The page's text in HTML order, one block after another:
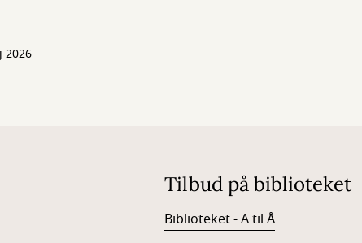
2026
Tilbud på biblioteket
Biblioteket - A til Å